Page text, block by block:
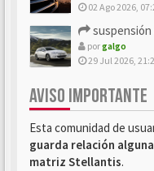
02 Ago 2026,
porgalgo
29 Jul 2026,
AVISO IMPORTANTE
Esta comunidad de
guarda relación
matriz Stellantis.